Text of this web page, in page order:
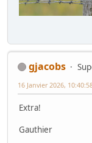
gjacobs
16 Janvier 2026,
Extra!
Gauthier